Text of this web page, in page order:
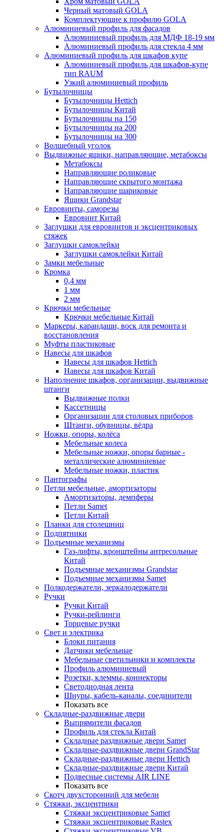
Черный матовый GOLA
Комплектующие к профилю GOLA
Алюминиевый профиль для фасадов
Алюминиевый профиль для МДФ 18-19 мм
Алюминиевый профиль для стекла 4 мм
Алюминиевый профиль для шкафов купе
Алюминиевый профиль для шкафов-купе
тип RAUM
Узкий алюминиевый профиль
Бутылочницы
Бутылочницы Hettich
Бутылочницы Китай
Бутылочницы на 150
Бутылочницы на 200
Бутылочницы на 300
Волшебный уголок
Выдвижные ящики, направляющие, метабоксы
Метабоксы
Направляющие роликовые
Направляющие скрытого монтажа
Направляющие шариковые
Ящики Grandstar
Евровинты, саморезы
Евровинт Китай
Заглушки для евровинтов и эксцентриковых
стяжек
Заглушки самоклейки
Заглушки самоклейки Китай
Замки мебельные
Кромка
0,4 мм
1 мм
2 мм
Крючки мебельные
Крючки мебельные Китай
Маркеры, карандаши, воск для ремонта и
восстановления
Муфты пластиковые
Навесы для шкафов
Навесы для шкафов Hettich
Навесы для шкафов Китай
Наполнение шкафов, организации, выдвижные
штанги
Выдвижные полки
Кассетницы
Организации для столовых приборов
Штанги, обувницы, вёдра
Ножки, опоры, колёса
Мебельные колеса
Мебельные ножки, опоры барные -
металлические алюминиевые
Мебельные ножки, пластик
Пантографы
Петли мебельные, амортизаторы
Амортизаторы, демпферы
Петли Samet
Петли Китай
Планки для столешниц
Подпятники
Подъемные механизмы
Газ-лифты, кронштейны антресольные
Китай
Подъемные механизмы Grandstar
Подъемные механизмы Samet
Полкодержатели, зеркалодержатели
Ручки
Ручки Китай
Ручки-рейлинги
Торцевые ручки
Свет и электрика
Блоки питания
Датчики мебельные
Мебельные светильники и комплекты
Профиль алюминиевый
Розетки, клеммы, коннекторы
Светодиодная лента
Шнуры, кабель-каналы, соединители
Показать все
Складные-раздвижные двери
Выпрямители фасадов
Профиль для стекла Китай
Складные раздвижные двери Samet
Складные-раздвижные двери GrandStar
Складные-раздвижные двери Hettich
Складные-раздвижные двери Китай
Подвесные системы AIR LINE
Показать все
Скотч двухсторонний для мебели
Стяжки, эксцентрики
Cтяжки эксцентриковые Samet
Стяжки эксцентриковые Rastex